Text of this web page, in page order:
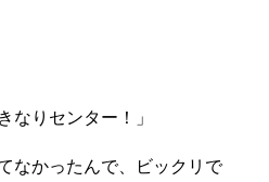
なりセンター！」
なかったんで、ビックリで